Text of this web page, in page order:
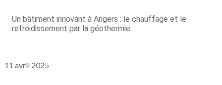
Un bâtiment innovant à Angers : le chauffage et le
refroidissement par la géothermie
11 avril 2025